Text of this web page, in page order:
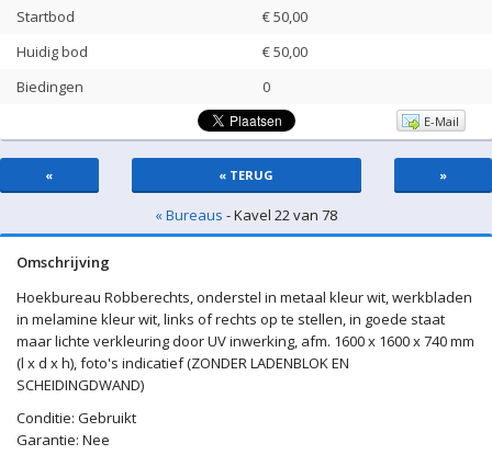
Startbod
€ 50,00
Huidig bod
€50,00
Biedingen
0
E-Mail
« « TERUG »
« Bureaus - Kavel 22 van 78
Omschrijving
Hoekbureau Robberechts, onderstel in metaal kleur wit, werkbladen
in melamine kleur wit, links of rechts op te stellen, in goede staat
maar lichte verkleuring door UV inwerking, afm. 1600 x 1600 x 740 mm
(l x d x h), foto's indicatief (ZONDER LADENBLOK EN
SCHEIDINGDWAND)
Conditie: Gebruikt
Garantie: Nee